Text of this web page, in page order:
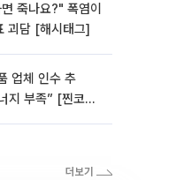
죽나요?" 폭염이
괴담 [해시태그]
업체 인수 추
지 부족” [찐코노